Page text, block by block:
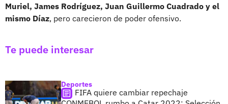
Muriel, James Rodríguez, Juan Guillermo Cuadrado y el
mismo Díaz, pero carecieron de poder ofensivo.
Te puede interesar
Deportes
FIFA quiere cambiar repechaje